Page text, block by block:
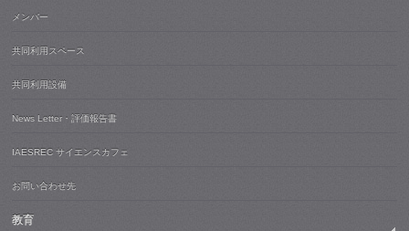
メンバー
共同利用スペース
共同利用設備
News Letter・評価報告書
IAESREC サイエンスカフェ
お問い合わせ先
教育